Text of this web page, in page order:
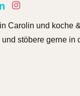
Carolin und koche
stöbere gerne in